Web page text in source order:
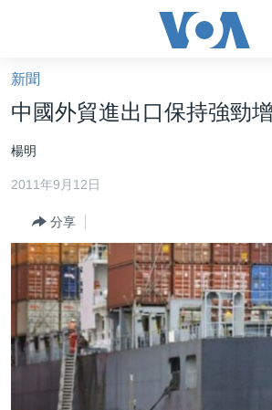
礙
鏈
接
跳
轉
容
跳
到
航
美國大選2024
港澳
台灣
美中關係
海外港人
新聞自由
揭謊頻道
美國
新聞
中國外貿進出口保持強勁
楊明
2011年9月12日
分享